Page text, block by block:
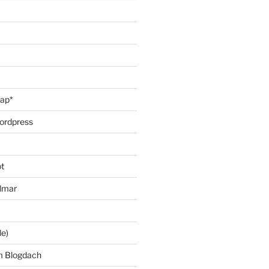
Blogdach